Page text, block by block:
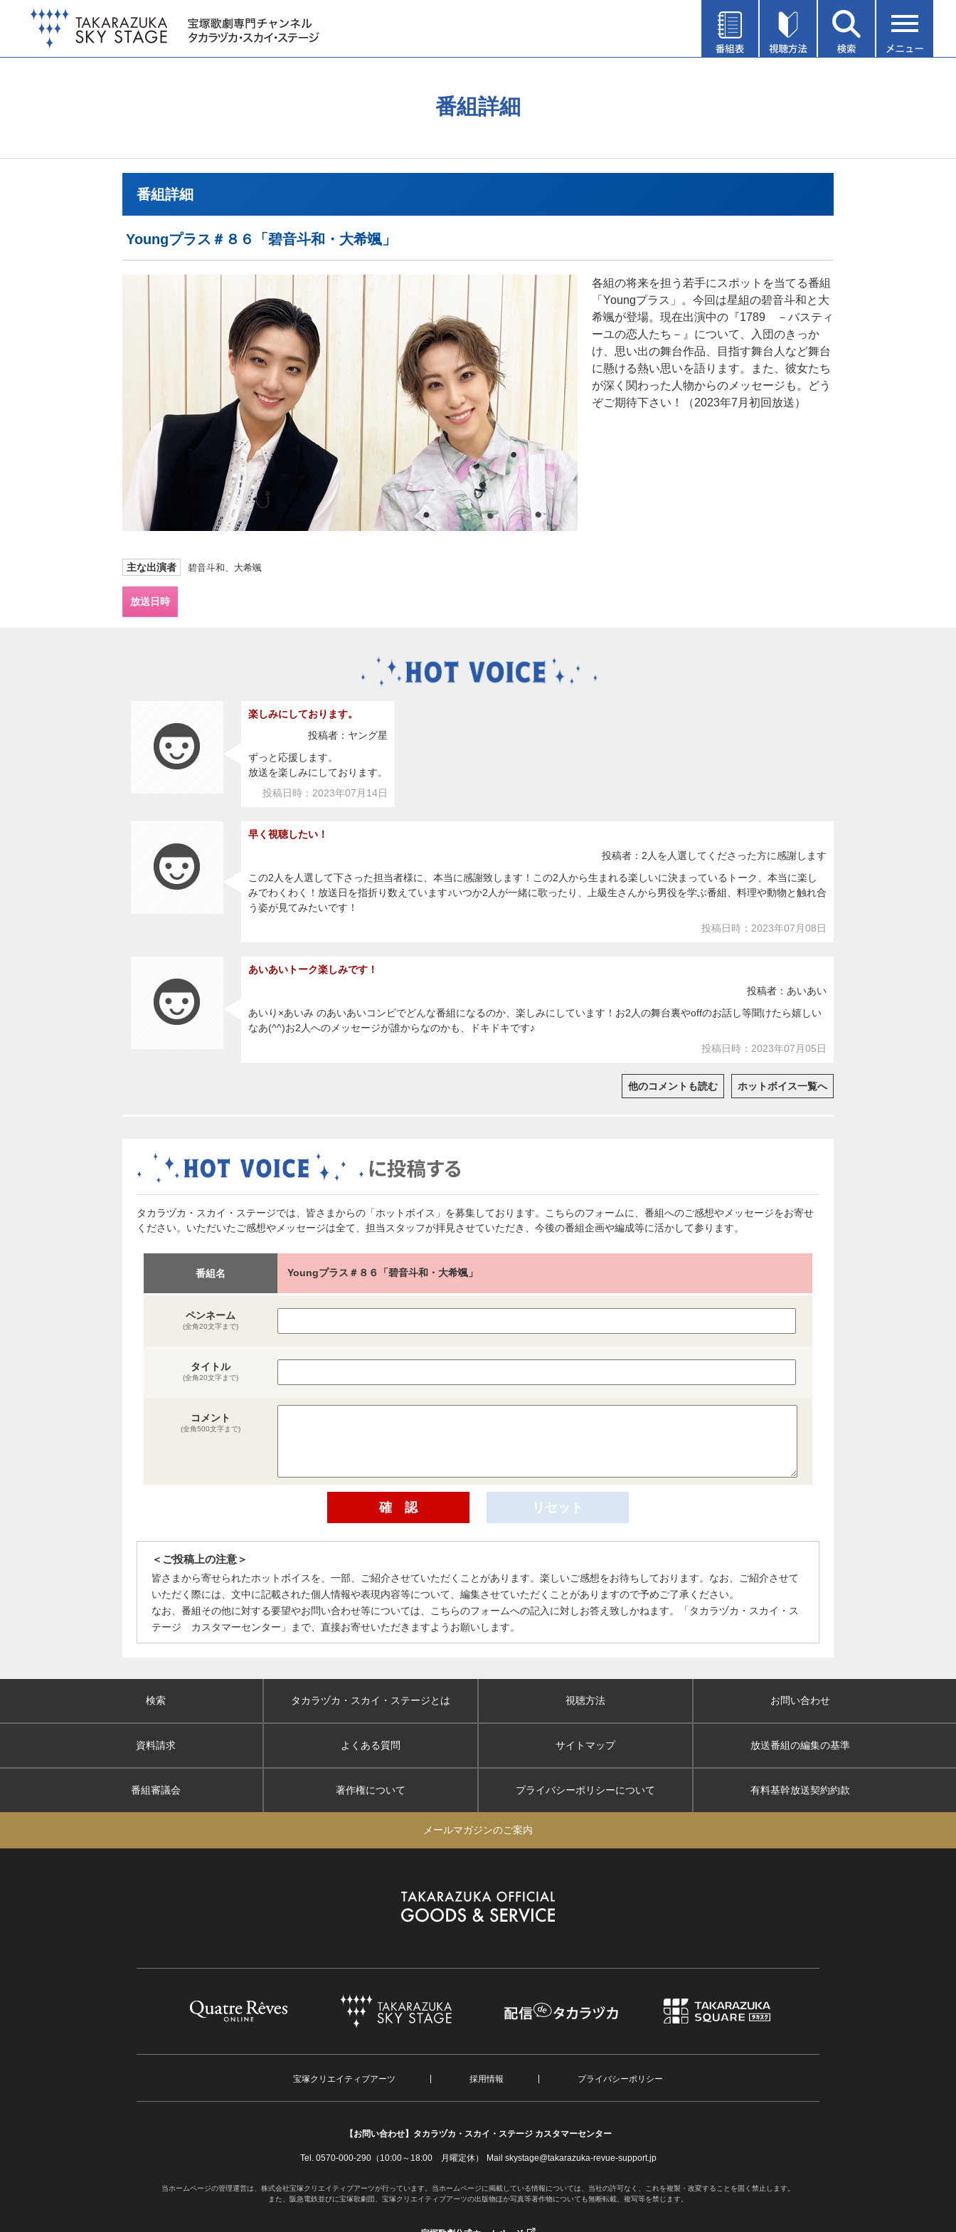
番組詳細
番組詳細
Youngプラス＃８６「碧音斗和・大希颯」
各組の将来を担う若手にスポットを当てる番組
「Youngプラス」。今回は星組の碧音斗和と大
希颯が登場。現在出演中の『1789 －バスティ
ーユの恋人たち－』について、入団のきっか
け、思い出の舞台作品、目指す舞台人など舞台
に懸ける熱い思いを語ります。また、彼女たち
が深く関わった人物からのメッセージも。どう
ぞご期待下さい！（2023年7月初回放送）
主な出演者 碧音斗和、大希颯
放送日時
楽しみにしております。
投稿者：ヤング星
ずっと応援します。
放送を楽しみにしております。
投稿日時：2023年07月14日
早く視聴したい！
投稿者：2人を人選してくださった方に感謝します
この2人を人選して下さった担当者様に、本当に感謝致します！この2人から生まれる楽しいに決まっているトーク、本当に楽し
みでわくわく！放送日を指折り数えています♪いつか2人が一緒に歌ったり、上級生さんから男役を学ぶ番組、料理や動物と触れ合
う姿が見てみたいです！
投稿日時：2023年07月08日
あいあいトーク楽しみです！
投稿者：あいあい
あいり×あいみ のあいあいコンビでどんな番組になるのか、楽しみにしています！お2人の舞台裏やoffのお話し等聞けたら嬉しい
なあ(^^)お2人へのメッセージが誰からなのかも、ドキドキです♪
投稿日時：2023年07月05日
他のコメントも読む ホットボイス一覧へ
タカラヅカ・スカイ・ステージでは、皆さまからの「ホットボイス」を募集しております。こちらのフォームに、番組へのご感想やメッセージをお寄せ
ください。いただいたご感想やメッセージは全て、担当スタッフが拝見させていただき、今後の番組企画や編成等に活かして参ります。
番組名 Youngプラス＃８６「碧音斗和・大希颯」
ペンネーム
(全角20文字まで)
タイトル
(全角20文字まで)
コメント
(全角500文字まで)
＜ご投稿上の注意＞
皆さまから寄せられたホットボイスを、一部、ご紹介させていただくことがあります。楽しいご感想をお待ちしております。なお、ご紹介させて
いただく際には、文中に記載された個人情報や表現内容等について、編集させていただくことがありますので予めご了承ください。
なお、番組その他に対する要望やお問い合わせ等については、こちらのフォームへの記入に対しお答え致しかねます。「タカラヅカ・スカイ・ス
テージ カスタマーセンター」まで、直接お寄せいただきますようお願いします。
検索 タカラヅカ・スカイ ・ステージとは 視聴方法 お問い合わせ
資料請求 よくある質問 サイトマップ 放送番組の編集の基準
番組審議会 著作権について プライバシーポリシーについて 有料基幹放送契約約款
メールマガジンのご案内
宝塚クリエイティブアーツ 採用情報 プライバシーポリシー
【お問い合わせ】 タカラヅカ・スカイ・ステージ カスタマーセンター
Tel. 0570-000-290（10:00～18:00 月曜定休） Mail skystage@takarazuka-revue-support.jp
当ホームページの管理運営は、株式会社宝塚クリエイティブアーツが行っています。当ホームページに掲載している情報については、当社の許可なく、これを複製・改変することを固く禁止します。
また、阪急電鉄並びに宝塚歌劇団、宝塚クリエイティブアーツの出版物ほか写真等著作物についても無断転載、複写等を禁じます。